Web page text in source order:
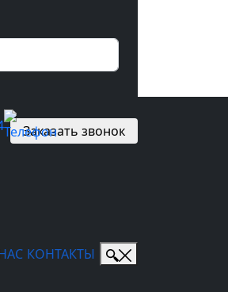
Заказать звонок
КОНТАКТЫ